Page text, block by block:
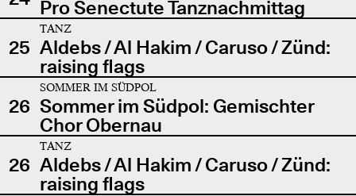
Pro Senectute Tanznachmittag
25
TANZ
Aldebs / Al Hakim / Caruso / Zünd:
raising flags
26
SOMMER IM SÜDPOL
Sommer im Südpol: Gemischter
Chor Obernau
26
TANZ
Aldebs / Al Hakim / Caruso / Zünd:
raising flags